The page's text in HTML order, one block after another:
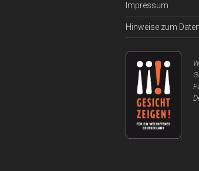
Impressum
Hinweise zum